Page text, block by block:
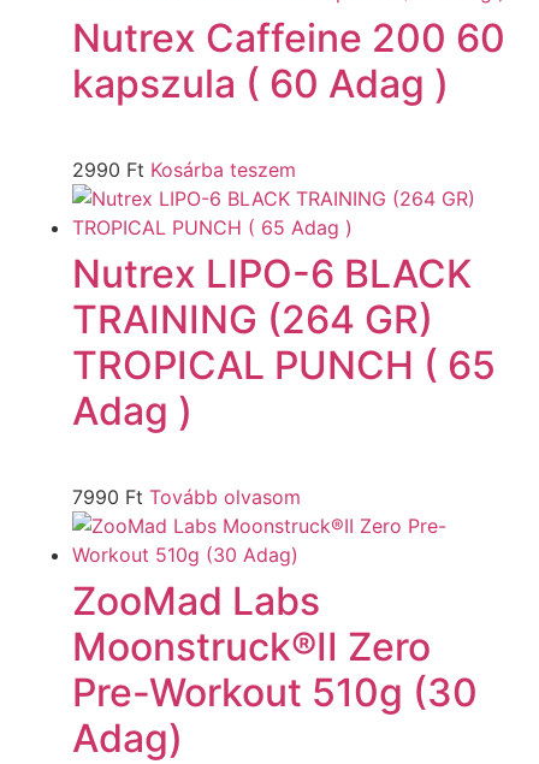
Nutrex Caffeine 200 60
kapszula ( 60 Adag )
2990 Ft Kosárba teszem
Nutrex LIPO-6 BLACK
TRAINING (264 GR)
TROPICAL PUNCH ( 65
Adag )
7990 Ft Tovább olvasom
ZooMad Labs
Moonstruck®II Zero
Pre-Workout 510g (30
Adag)